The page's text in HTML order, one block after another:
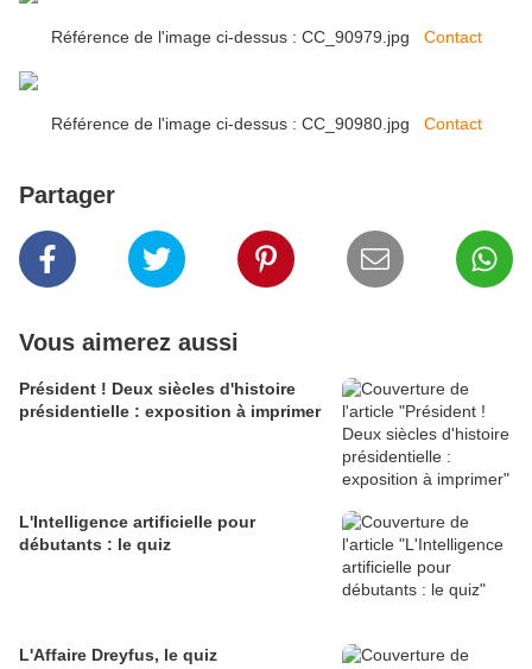
Référence de l'image ci-dessus : CC_90979.jpg Contact
Référence de l'image ci-dessus : CC_90980.jpg Contact
Partager
Vous aimerez aussi
Président ! Deux siècles d'histoire
présidentielle : exposition à imprimer
L'Intelligence artificielle pour
débutants : le quiz
L'Affaire Dreyfus, le quiz